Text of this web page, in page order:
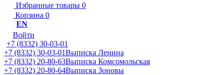
Избранные товары 0
Корзина 0
EN
Войти
+7 (8332) 30-03-01
+7 (8332) 30-03-01Выписка Ленина
+7 (8332) 20-80-63Выписка Комсомольская
+7 (8332) 20-80-64Выписка Зоновы